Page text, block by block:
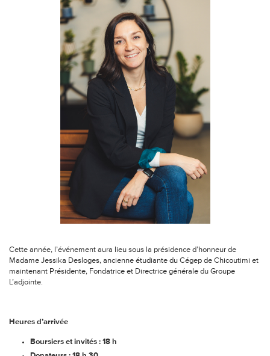
Cette année, l’événement aura lieu sous la présidence d’honneur de
Madame Jessika Desloges, ancienne étudiante du Cégep de Chicoutimi et
maintenant Présidente, Fondatrice et Directrice générale du Groupe
L’adjointe.
Heures d’arrivée
Boursiers et invités : 18 h